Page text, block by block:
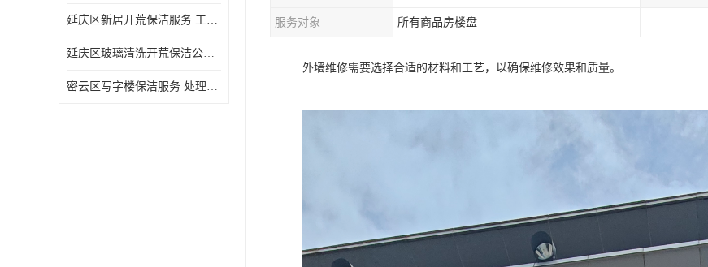
延庆区新居开荒保洁服务 工程类别多 避免会留下卫生死角
延庆区玻璃清洗开荒保洁公司电话 处理细致 清洁知识全面
密云区写字楼保洁服务 处理细致 避免会留下卫生死角
服务对象 所有商品房楼盘
外墙维修需要选择合适的材料和工艺，以确保维修效果和质量。